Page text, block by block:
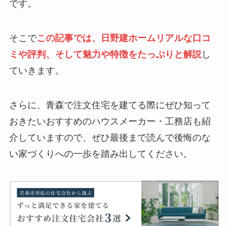
です。
そこでこの記事では、日野建ホームリアルな口コ
ミや評判、そして魅力や特徴をたっぷりと解説し
ていきます。
さらに、青森で注文住宅を建てる際にぜひ知って
おきたいおすすめのハウスメーカー・工務店も紹
介していますので、ぜひ最後まで読んで後悔のな
い家づくりへの一歩を踏み出してください。